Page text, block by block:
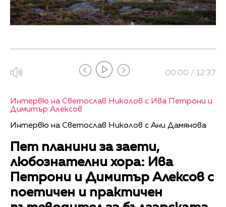
00:00 / 12:37
Интервю на Светослав Николов с Ива Петрони и
Димитър Алексов
Интервю на Светослав Николов с Ани Дамянова
Пет планини за заети,
любознателни хора: Ива
Петрони и Димитър Алексов с
поетичен и практичен